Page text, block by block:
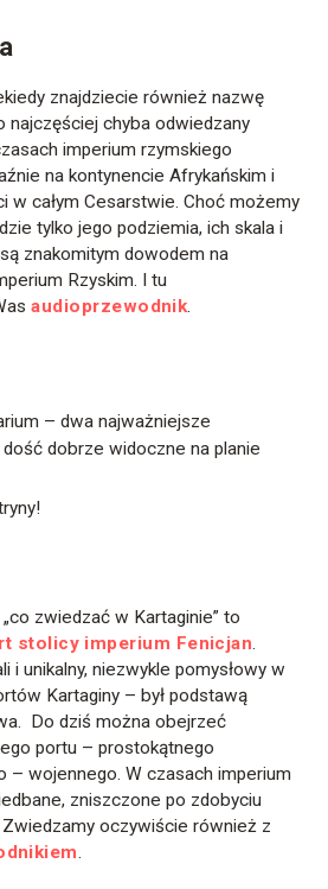
znajdziecie również nazwę
najczęściej chyba odwiedzany
imperium rzymskiego
na kontynencie Afrykańskim i
w całym Cesarstwie. Choć możemy
tylko jego podziemia, ich skala i
znakomitym dowodem na
Rzyskim. I tu
audioprzewodnik
– dwa najważniejsze
dobrze widoczne na planie
zwiedzać w Kartaginie” to
stolicy imperium Fenicjan.
i unikalny, niezwykle pomysłowy w
Kartaginy – był podstawą
Do dziś można obejrzeć
portu – prostokątnego
– wojennego. W czasach imperium
zniszczone po zdobyciu
oczywiście również z
.